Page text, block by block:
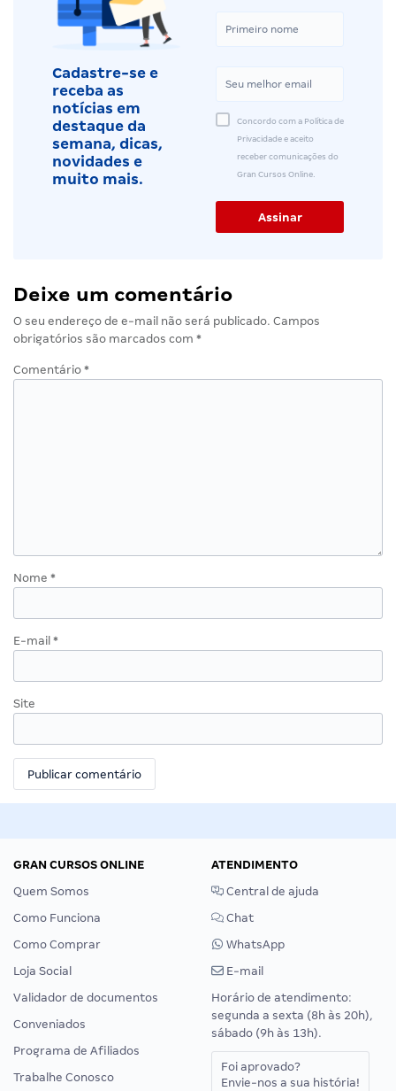
Cadastre-se e
receba as
notícias em
destaque da
semana, dicas,
novidades e
muito mais.
Concordo com a Política de
Privacidade e aceito
receber comunicações do
Gran Cursos Online.
Deixe um comentário
O seu endereço de e-mail não será publicado. Campos
obrigatórios são marcados com *
Comentário *
Nome *
E-mail *
Site
GRAN CURSOS ONLINE
Quem Somos
Como Funciona
Como Comprar
Loja Social
Validador de documentos
Conveniados
Programa de Afiliados
Trabalhe Conosco
ATENDIMENTO
Central de ajuda
Chat
WhatsApp
E-mail
Horário de atendimento:
segunda a sexta (8h às 20h),
sábado (9h às 13h).
Foi aprovado?
Envie-nos a sua história!